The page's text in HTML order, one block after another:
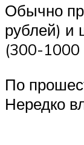
Обычно
рублей) и
(300-1000
По
Нередко